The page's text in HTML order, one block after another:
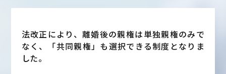
法改正により、離婚後の親権は単独親権のみで
なく、「共同親権」も選択できる制度となりま
した。